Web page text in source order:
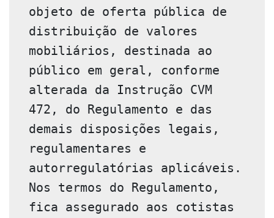
objeto de oferta pública de
distribuição de valores
mobiliários, destinada ao
público em geral, conforme
alterada da Instrução CVM
472, do Regulamento e das
demais disposições legais,
regulamentares e
autorregulatórias aplicáveis.
Nos termos do Regulamento,
fica assegurado aos cotistas